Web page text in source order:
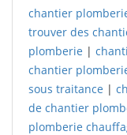
chantier
trouver des
plomberie |
chantier
sous traitance |
de chantier
plomberie